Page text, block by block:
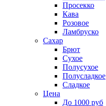
Просекко
Кава
Розовое
Ламбруско
Сахар
Брют
Сухое
Полусухое
Полусладкое
Сладкое
Цена
До 1000 руб